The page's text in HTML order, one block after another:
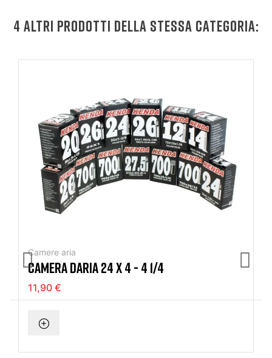
4 ALTRI PRODOTTI DELLA STESSA CATEGORIA:
Camere aria
CAMERA DARIA 24 X 4 - 4 1/4
11,90 €